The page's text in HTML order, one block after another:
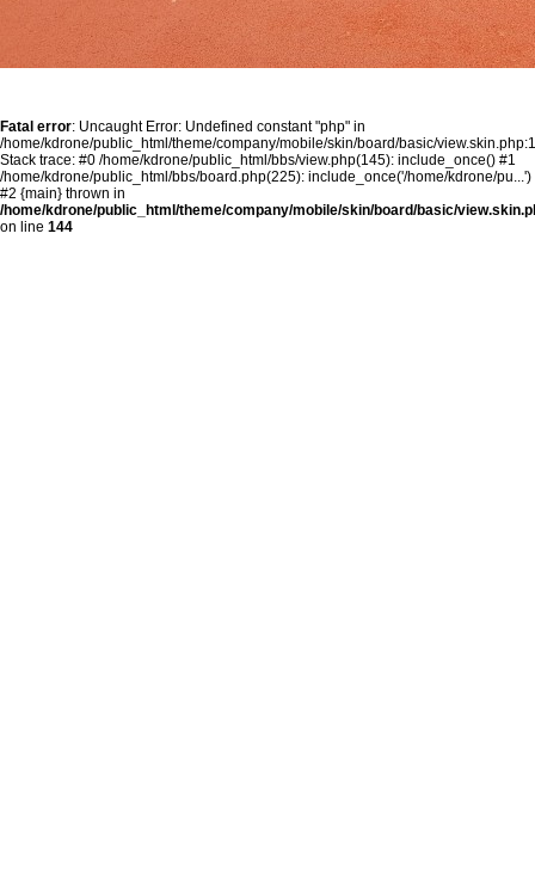
Fatal error: Uncaught Error: Undefined constant "php" in
/home/kdrone/public_html/theme/company/mobile/skin/board/basic/
Stack trace: #0 /home/kdrone/public_html/bbs/view.php(145): include_once() #1
/home/kdrone/public_html/bbs/board.php(225): include_once('/home/kdrone/pu...')
#2 {main} thrown in
/home/kdrone/public_html/theme/company/mobile/skin/board/basic/
on line 144